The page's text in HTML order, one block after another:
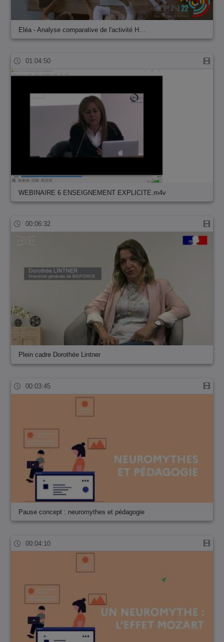
Eléa - Analyse comparative de l'activité H…
01:04:50
WEBINAIRE 6 ENSEIGNEMENT EXPLICITE.m4v
00:06:32
Plein cadre Dorothée Lintner
00:03:45
Pause concept : neuromythes et pédagogie
00:04:10